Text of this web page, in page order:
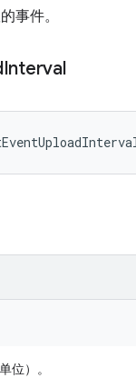
事件。
Interval
位）。